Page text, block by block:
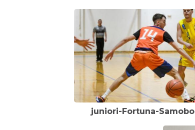
juniori-Fortuna-